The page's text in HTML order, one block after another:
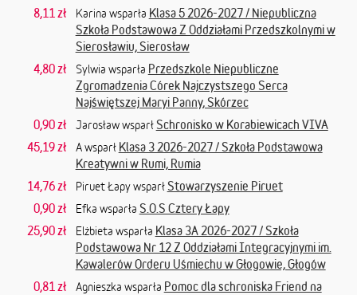
8,11 zł
Karina wsparła Klasa 5 2026-2027 / Niepubliczna
Szkoła Podstawowa Z Oddziałami Przedszkolnymi w
Sierosławiu, Sierosław
4,80 zł
Sylwia wsparła Przedszkole Niepubliczne
Zgromadzenia Córek Najczystszego Serca
Najświętszej Maryi Panny, Skórzec
0,90 zł
Jarosław wsparł Schronisko w Korabiewicach VIVA
45,19 zł
A wsparł Klasa 3 2026-2027 / Szkoła Podstawowa
Kreatywni w Rumi, Rumia
14,76 zł
Piruet Łapy wsparł Stowarzyszenie Piruet
0,90 zł
Efka wsparła S.O.S Cztery Łapy
25,90 zł
Elżbieta wsparła Klasa 3A 2026-2027 / Szkoła
Podstawowa Nr 12 Z Oddziałami Integracyjnymi im.
Kawalerów Orderu Uśmiechu w Głogowie, Głogów
0,81 zł
Agnieszka wsparła Pomoc dla schroniska Friend na